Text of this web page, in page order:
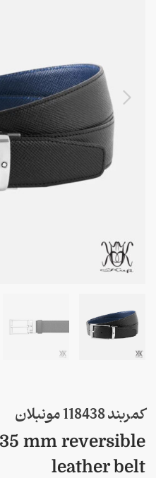
کمربند 118438 مونبلان
mm reversible
leather belt